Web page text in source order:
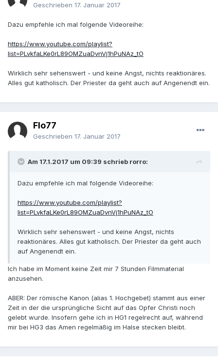
Geschrieben 17. Januar 2017
Dazu empfehle ich mal folgende Videoreihe:
https://www.youtube.com/playlist?
list=PLvkfaLKe0rL89OMZuaDvnVj1hPuNAz_tO
Wirklich sehr sehenswert - und keine Angst, nichts reaktionäres.
Alles gut katholisch. Der Priester da geht auch auf Angenendt ein.
Flo77
Geschrieben 17. Januar 2017
Am 17.1.2017 um 09:39 schrieb rorro:
Dazu empfehle ich mal folgende Videoreihe:
https://www.youtube.com/playlist?
list=PLvkfaLKe0rL89OMZuaDvnVj1hPuNAz_tO
Wirklich sehr sehenswert - und keine Angst, nichts
reaktionäres. Alles gut katholisch. Der Priester da geht auch
auf Angenendt ein.
Ich habe im Moment keine Zeit mir 7 Stunden Filmmaterial
anzusehen.
ABER: Der römische Kanon (alias 1. Hochgebet) stammt aus einer
Zeit in der die ursprüngliche Sicht auf das Opfer Christi noch
gelebt wurde. Insofern gehe ich in HG1 regelrecht auf, während
mir bei HG3 das Amen regelmäßig im Halse stecken bleibt.